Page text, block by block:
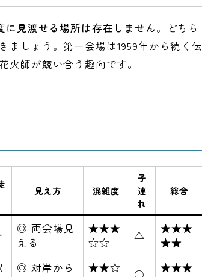
に見渡せる場所は存在しません。どちら
ましょう。第一会場は1959年から続く伝
師が競い合う趣向です。
見え方 混雑度
子
連
れ
総合
◎ 両会場見
える
★★★
☆☆
△
★★★
★★
◎ 対岸から
★★☆
★★★